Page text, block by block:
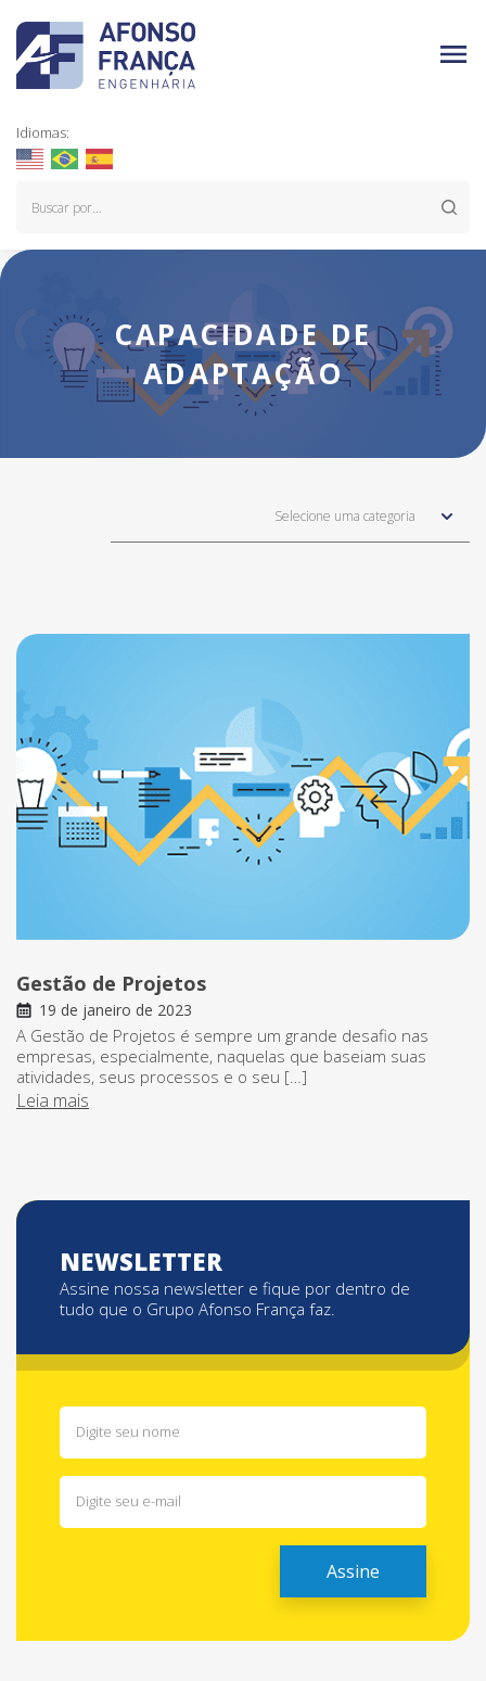
Idiomas:
CAPACIDADE DE
ADAPTAÇÃO
Selecione uma categoria
Gestão de Projetos
19 de janeiro de 2023
A Gestão de Projetos é sempre um grande desafio nas
empresas, especialmente, naquelas que baseiam suas
atividades, seus processos e o seu […]
Leia mais
NEWSLETTER
Assine nossa newsletter e fique por dentro de
tudo que o Grupo Afonso França faz.